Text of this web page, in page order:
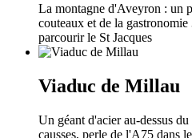
La montagne d'Aveyron : un
couteaux et de la
parcourir le St Jacques
Viaduc de Millau
Un géant d'acier au-dessus
causses, perle de l'A75 dans